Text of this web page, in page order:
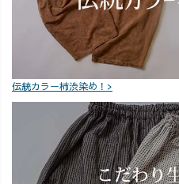
伝統カラー柿渋染め！>